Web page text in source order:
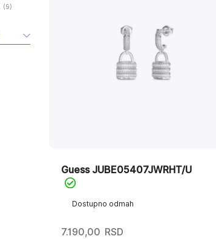
Dostupno odmah
Guess JUBE05407JWRHT/U
7.190,00 RSD
(9)